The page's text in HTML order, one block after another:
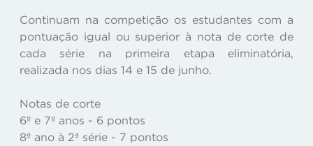
Continuam na competição os estudantes com a
pontuação igual ou superior à nota de corte de
cada série na primeira etapa eliminatória,
realizada nos dias 14 e 15 de junho.
Notas de corte
6º e 7º anos - 6 pontos
8º ano à 2ª série - 7 pontos